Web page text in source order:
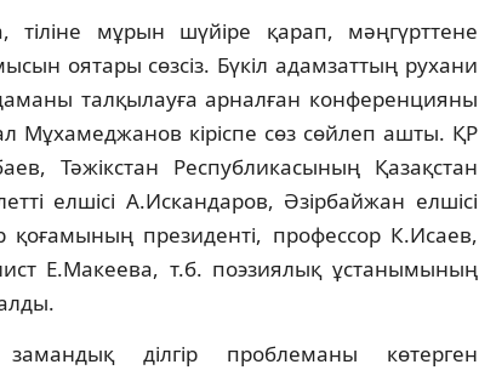
мұрын шүйiре қарап, мәңгүрттене
оятары сөзсiз. Бүкiл адамзаттың рухани
талқылауға арналған конференцияны
Мұхамеджанов кiрiспе сөз сөйлеп ашты. ҚР
Тәжiкстан Республикасының Қазақстан
елшiсi А.Искандаров, Әзiрбайжан елшiсi
президентi, профессор К.Исаев,
Е.Макеева, т.б. поэзиялық ұстанымының
дiлгiр проблеманы көтерген